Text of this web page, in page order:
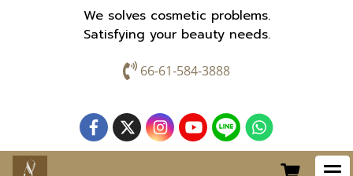
We solves cosmetic problems.
Satisfying your beauty needs.
66-61-584-3888